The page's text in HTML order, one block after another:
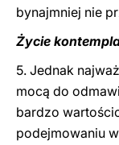
bynajmniej nie
Życie
5. Jednak
mocą do
bardzo
podejmowaniu